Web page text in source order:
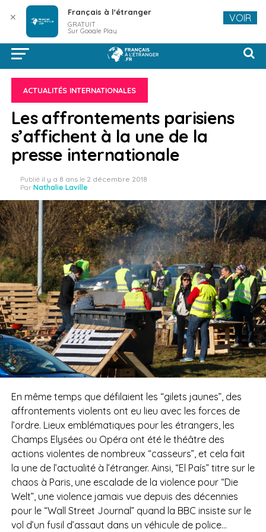
ACTUALITÉS INTERNATIONALES
Les affrontements parisiens
s’affichent à la une de la
presse internationale
Publié il y a 8 ans le 2 décembre 2018
Par Nathalie Laville
En même temps que défilaient les “gilets jaunes”, des
affrontements violents ont eu lieu avec les forces de
l’ordre. Lieux emblématiques pour les étrangers, les
Champs Elysées ou Opéra ont été le théâtre des
actions violentes de nombreux “casseurs”, et cela fait
la une de l’actualité à l’étranger. Ainsi, “El País” titre sur le
chaos à Paris, une escalade de la violence pour “Die
Welt”, une violence jamais vue depuis des décennies
pour le “Wall Street Journal” quand la BBC insiste sur le
vol d’un fusil d’assaut dans un véhicule de police…
✕ Français à l'étranger
GRATUIT
Sur Google Play
VOIR